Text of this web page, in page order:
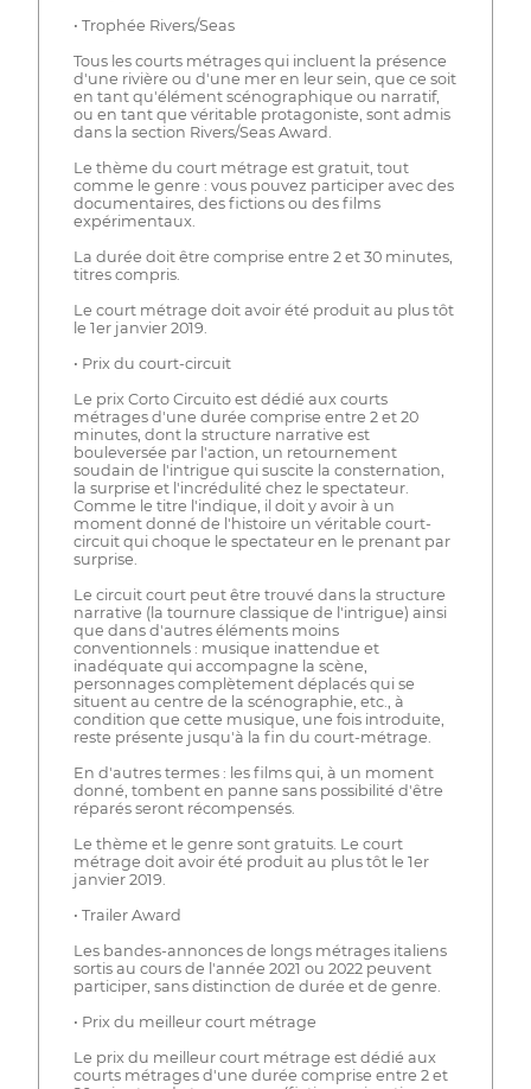
• Trophée Rivers/Seas
Tous les courts métrages qui incluent la présence
d'une rivière ou d'une mer en leur sein, que ce soit
en tant qu'élément scénographique ou narratif,
ou en tant que véritable protagoniste, sont admis
dans la section Rivers/Seas Award.
Le thème du court métrage est gratuit, tout
comme le genre : vous pouvez participer avec des
documentaires, des fictions ou des films
expérimentaux.
La durée doit être comprise entre 2 et 30 minutes,
titres compris.
Le court métrage doit avoir été produit au plus tôt
le 1er janvier 2019.
• Prix du court-circuit
Le prix Corto Circuito est dédié aux courts
métrages d'une durée comprise entre 2 et 20
minutes, dont la structure narrative est
bouleversée par l'action, un retournement
soudain de l'intrigue qui suscite la consternation,
la surprise et l'incrédulité chez le spectateur.
Comme le titre l'indique, il doit y avoir à un
moment donné de l'histoire un véritable court-
circuit qui choque le spectateur en le prenant par
surprise.
Le circuit court peut être trouvé dans la structure
narrative (la tournure classique de l'intrigue) ainsi
que dans d'autres éléments moins
conventionnels : musique inattendue et
inadéquate qui accompagne la scène,
personnages complètement déplacés qui se
situent au centre de la scénographie, etc., à
condition que cette musique, une fois introduite,
reste présente jusqu'à la fin du court-métrage.
En d'autres termes : les films qui, à un moment
donné, tombent en panne sans possibilité d'être
réparés seront récompensés.
Le thème et le genre sont gratuits. Le court
métrage doit avoir été produit au plus tôt le 1er
janvier 2019.
• Trailer Award
Les bandes-annonces de longs métrages italiens
sortis au cours de l'année 2021 ou 2022 peuvent
participer, sans distinction de durée et de genre.
• Prix du meilleur court métrage
Le prix du meilleur court métrage est dédié aux
courts métrages d'une durée comprise entre 2 et